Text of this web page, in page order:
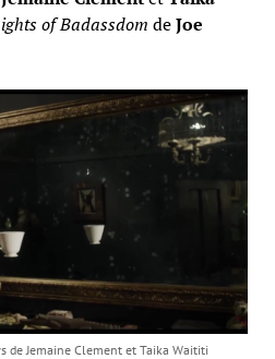
of Badassdom deJoe
de Jemaine Clement et Taika Waititi